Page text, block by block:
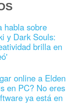
habla sobre
y Dark Souls:
brilla en
online a Elden
en PC? No eres
ya está en